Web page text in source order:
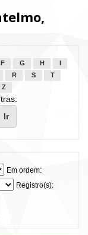
F G H
R S
T
Z
Em ordem:
Registro(s):